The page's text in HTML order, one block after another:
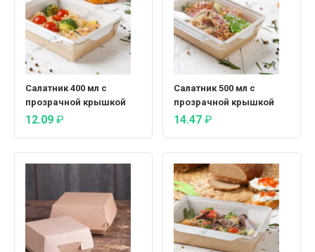
Салатник 400 мл с
прозрачной крышкой
12.09 ₽
Салатник 500 мл с
прозрачной крышкой
14.47 ₽